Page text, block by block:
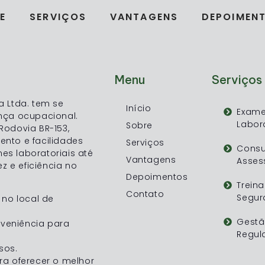
SERVIÇOS VANTAGENS
Ltda. tem se
ocupacional.
BR-153,
e facilidades
laboratoriais até
e eficiência no
local de
para
oferecer o melhor
Menu
Início
Sobre
Serviços
Vantagens
Depoimentos
Contato
Serviços